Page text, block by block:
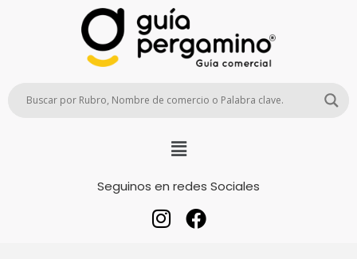
Seguinos en redes Sociales